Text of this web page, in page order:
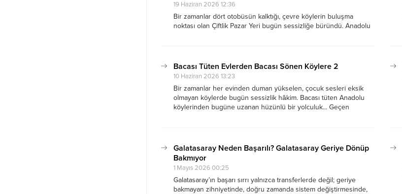
19 Haziran 2026 12:36
Bir zamanlar dört otobüsün kalktığı, çevre köylerin buluşma
noktası olan Çiftlik Pazar Yeri bugün sessizliğe büründü. Anadolu
Bacası Tüten Evlerden Bacası Sönen Köylere 2
10 Haziran 2026 13:23
Bir zamanlar her evinden duman yükselen, çocuk sesleri eksik
olmayan köylerde bugün sessizlik hâkim. Bacası tüten Anadolu
köylerinden bugüne uzanan hüzünlü bir yolculuk... Geçen
Galatasaray Neden Başarılı? Galatasaray Geriye Dönüp
Bakmıyor
1 Mayıs 2026 00:25
Galatasaray’ın başarı sırrı yalnızca transferlerde değil; geriye
bakmayan zihniyetinde, doğru zamanda sistem değiştirmesinde,